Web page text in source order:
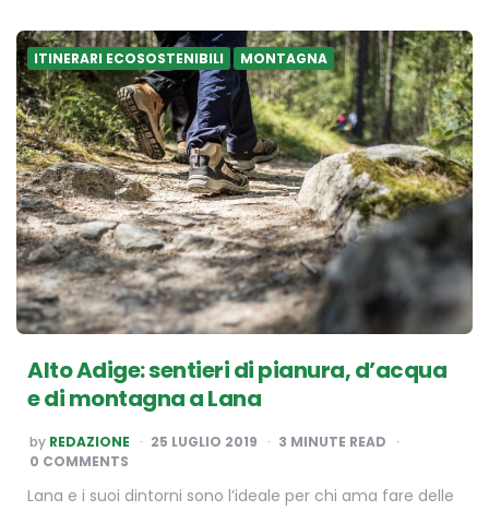
ITINERARI ECOSOSTENIBILI MONTAGNA
Alto Adige: sentieri di pianura, d’acqua
e di montagna a Lana
POSTED
BY
by REDAZIONE 25 LUGLIO 2019 3 MINUTE READ
0 COMMENTS
Lana e i suoi dintorni sono l’ideale per chi ama fare delle